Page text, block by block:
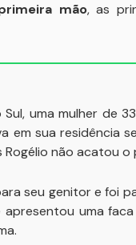
mão, as
uma mulher de
em sua residência
Rogélio não acatou
seu genitor e foi
uma